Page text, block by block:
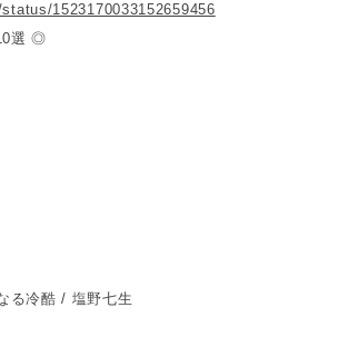
1523170033152659456
選 ◎
る冷酷 / 塩野七生